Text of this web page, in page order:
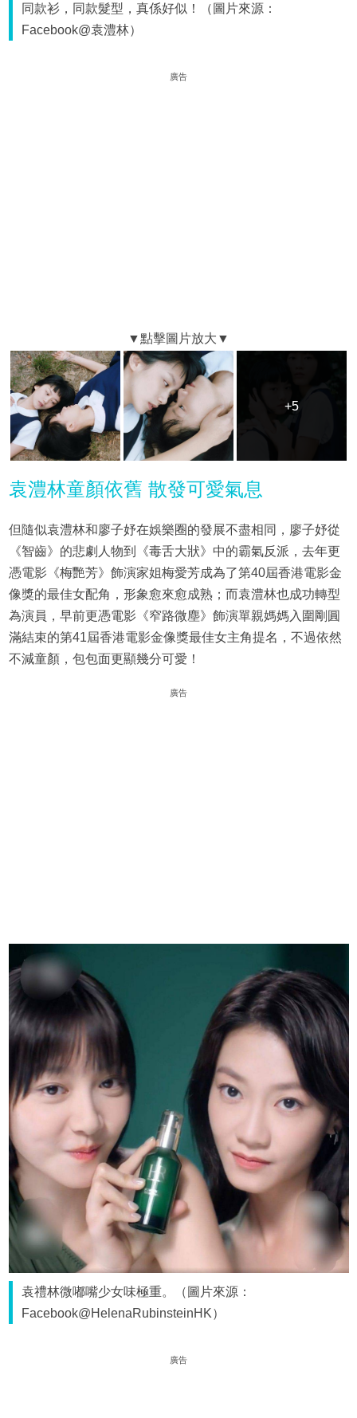
同款衫，同款髮型，真係好似！（圖片來源：
Facebook@袁澧林）
廣告
+5
+5
袁澧林童顏依舊 散發可愛氣息
但隨似袁澧林和廖子妤在娛樂圈的發展不盡相同，廖子妤從
《智齒》的悲劇人物到《毒舌大狀》中的霸氣反派，去年更
憑電影《梅艷芳》飾演家姐梅愛芳成為了第40屆香港電影金
像獎的最佳女配角，形象愈來愈成熟；而袁澧林也成功轉型
為演員，早前更憑電影《窄路微塵》飾演單親媽媽入圍剛圓
滿結束的第41屆香港電影金像獎最佳女主角提名，不過依然
不減童顏，包包面更顯幾分可愛！
廣告
袁禮林微嘟嘴少女味極重。（圖片來源：
Facebook@HelenaRubinsteinHK）
廣告